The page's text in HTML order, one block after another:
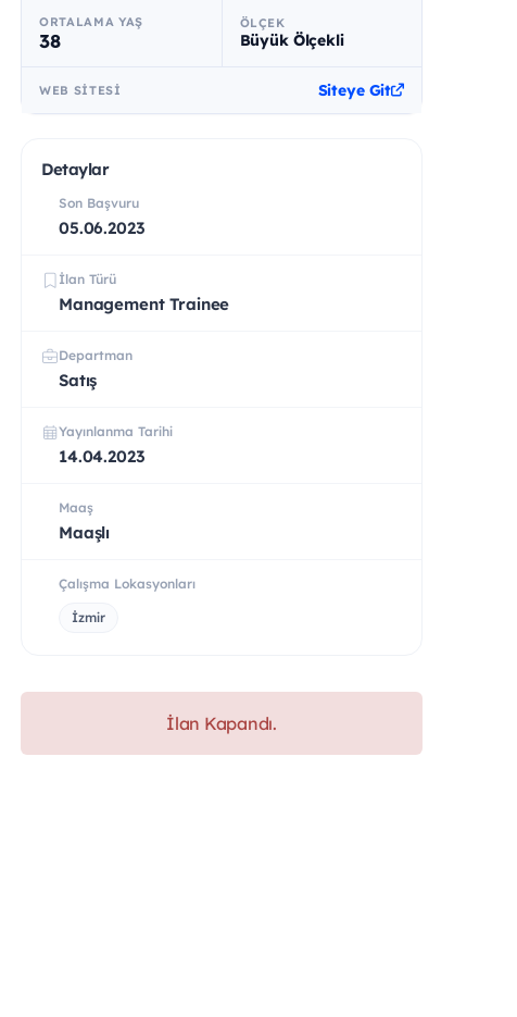
ORTALAMA YAŞ
38
ÖLÇEK
Büyük Ölçekli
WEB SITESI Siteye Git
Detaylar
Son Başvuru
05.06.2023
İlan Türü
Management Trainee
Departman
Satış
Yayınlanma Tarihi
14.04.2023
Maaş
Maaşlı
Çalışma Lokasyonları
İzmir
İlan Kapandı.